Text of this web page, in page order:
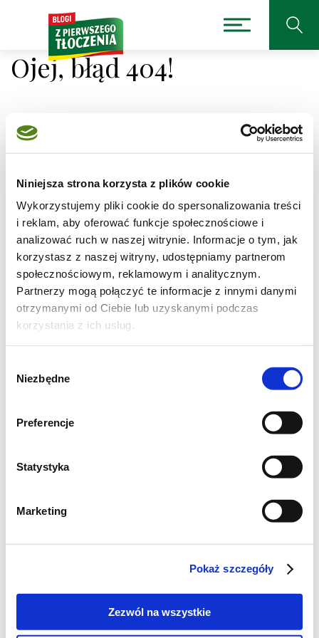
Niniejsza strona korzysta z plików cookie
Wykorzystujemy pliki cookie do spersonalizowania treści
i reklam, aby oferować funkcje społecznościowe i
analizować ruch w naszej witrynie. Informacje o tym, jak
korzystasz z naszej witryny, udostępniamy partnerom
społecznościowym, reklamowym i analitycznym.
Partnerzy mogą połączyć te informacje z innymi danymi
otrzymanymi od Ciebie lub uzyskanymi podczas
korzystania z ich usług.
zgody
Niezbędne
Preferencje
Statystyka
Marketing
Pokaż szczegóły
Zezwól na wszystkie
Ojej, błąd 404!
Niestety nie można było
odnaleźć strony, której
szukasz.
Adres, który próbujesz odwiedzić
/przepis/czekoladowe-babeczki-z-kremem-milky-
wayjest obecnie niedostępny.
Sprawdź pisownię adresu lub skorzystaj z wyszukiwarki
Jak powstają oleje tłoczone na zimno Kujawski?